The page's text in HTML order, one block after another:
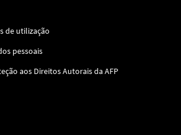
de utilização
pessoais
aos Direitos Autorais da AFP